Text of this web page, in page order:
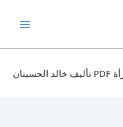
تحميل كتاب أكثر من 1000 جواب للمرأة PDF تأليف خالد الحسينان